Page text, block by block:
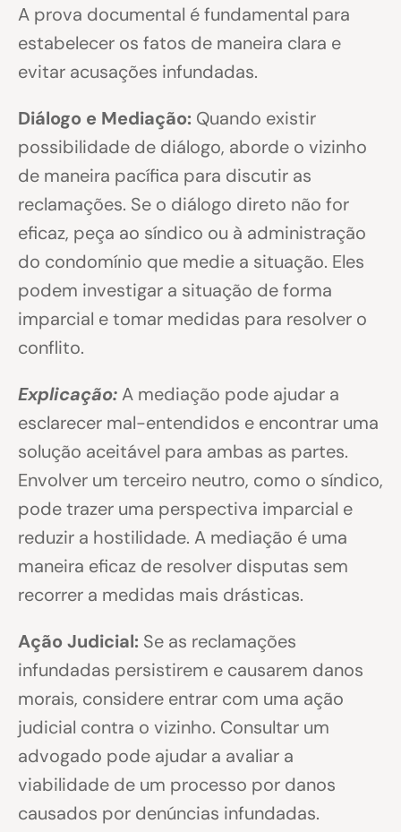
A prova documental é fundamental para
estabelecer os fatos de maneira clara e
evitar acusações infundadas.
Diálogo e Mediação: Quando existir
possibilidade de diálogo, aborde o vizinho
de maneira pacífica para discutir as
reclamações. Se o diálogo direto não for
eficaz, peça ao síndico ou à administração
do condomínio que medie a situação. Eles
podem investigar a situação de forma
imparcial e tomar medidas para resolver o
conflito.
Explicação:A mediação pode ajudar a
esclarecer mal-entendidos e encontrar uma
solução aceitável para ambas as partes.
Envolver um terceiro neutro, como o síndico,
pode trazer uma perspectiva imparcial e
reduzir a hostilidade. A mediação é uma
maneira eficaz de resolver disputas sem
recorrer a medidas mais drásticas.
Ação Judicial: Se as reclamações
infundadas persistirem e causarem danos
morais, considere entrar com uma ação
judicial contra o vizinho. Consultar um
advogado pode ajudar a avaliar a
viabilidade de um processo por danos
causados por denúncias infundadas.